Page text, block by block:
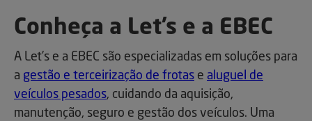
Conheça a Let’s e a EBEC
A Let’s e a EBEC são especializadas em soluções para
a gestão e terceirização de frotas e aluguel de
veículos pesados, cuidando da aquisição,
manutenção, seguro e gestão dos veículos. Uma